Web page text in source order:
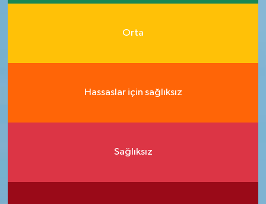
Orta
Hassaslar için sağlıksız
Sağlıksız